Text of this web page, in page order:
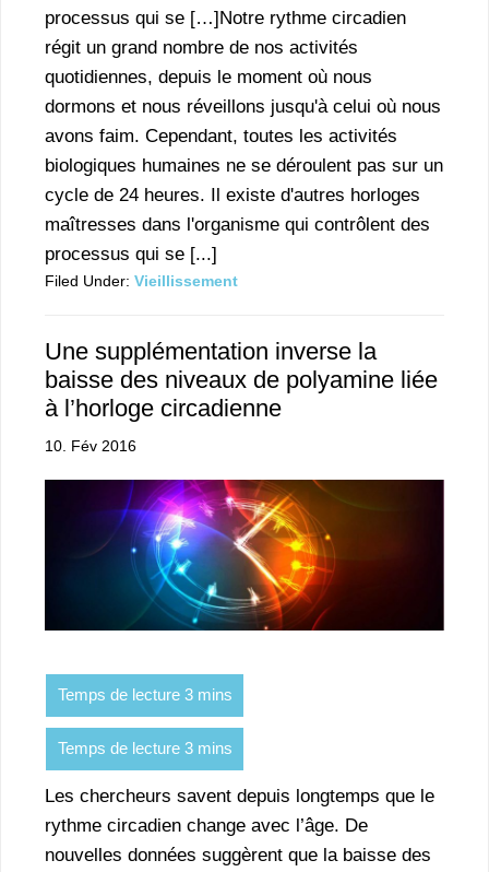
processus qui se […]Notre rythme circadien
régit un grand nombre de nos activités
quotidiennes, depuis le moment où nous
dormons et nous réveillons jusqu'à celui où nous
avons faim. Cependant, toutes les activités
biologiques humaines ne se déroulent pas sur un
cycle de 24 heures. Il existe d'autres horloges
maîtresses dans l'organisme qui contrôlent des
processus qui se [...]
Filed Under: Vieillissement
Une supplémentation inverse la
baisse des niveaux de polyamine liée
à l’horloge circadienne
10. Fév 2016
Les chercheurs savent depuis longtemps que le
rythme circadien change avec l’âge. De
nouvelles données suggèrent que la baisse des